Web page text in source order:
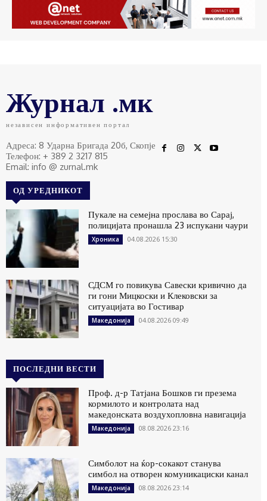
Журнал .мк
независен информативен портал
Адреса: 8 Ударна Бригада 20б, Скопје
Телефон: + 389 2 3217 815
Email: info @ zurnal.mk
ОД УРЕДНИКОТ
Пукале на семејна прослава во Сарај,
полицијата пронашла 23 испукани чаури
Хроника 04.08.2026 15:30
СДСМ го повикува Савески кривично да
ги гони Мицкоски и Клековски за
ситуацијата во Гостивар
Македонија 04.08.2026 09:49
ПОСЛЕДНИ ВЕСТИ
Проф. д-р Татјана Бошков ги презема
кормилото и контролата над
македонската воздухопловна навигација
Македонија 08.08.2026 23:16
Симболот на ќор-сокакот станува
симбол на отворен комуникациски канал
Македонија 08.08.2026 23:14